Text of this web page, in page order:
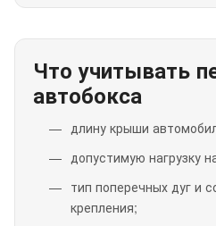
Что учитывать
автобокса
длину крыши
допустимую нагрузку
тип поперечных дуг и
крепления;